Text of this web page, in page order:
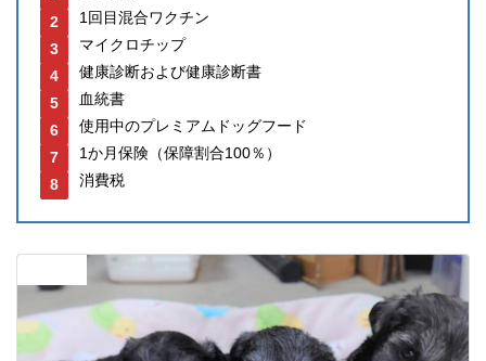
1回目混合ワクチン
マイクロチップ
健康診断および健康診断書
血統書
使用中のプレミアムドッグフード
1か月保険（保障割合100％）
消費税